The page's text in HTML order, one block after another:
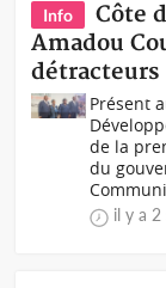
Info
Côte
Amadou
détracteurs
Présent
de la
du
il y a 2